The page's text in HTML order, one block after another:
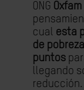
ONG
cual esta
de
puntos
llegando
reducción.